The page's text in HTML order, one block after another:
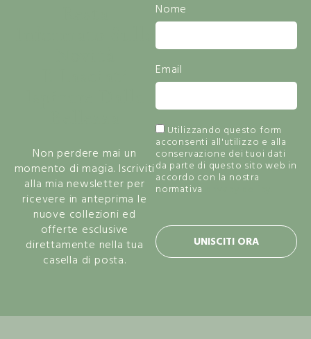
Non perdere mai un
momento di magia. Iscriviti
alla mia newsletter per
ricevere in anteprima le
nuove collezioni ed
offerte esclusive
direttamente nella tua
casella di posta.
Nome
Email
Utilizzando questo form
acconsenti all'utilizzo e alla
conservazione dei tuoi dati
da parte di questo sito web in
accordo con la nostra
normativa
UNISCITI ORA